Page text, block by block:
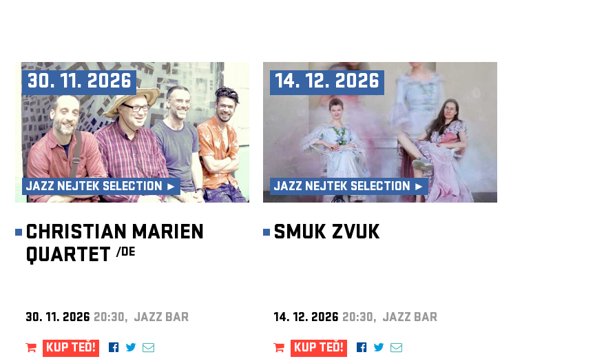
30. 11. 2026
JAZZ NEJTEK SELECTION ►
CHRISTIAN MARIEN
QUARTET /DE
30. 11. 2026 20:30, JAZZ BAR
KUP TEĎ!
14. 12. 2026
JAZZ NEJTEK SELECTION ►
SMUK ZVUK
14. 12. 2026 20:30, JAZZ BAR
KUP TEĎ!